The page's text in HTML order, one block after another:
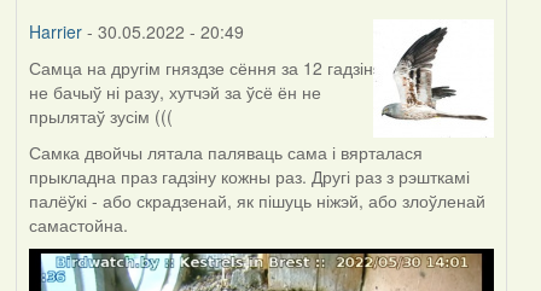
Harrier- 30.05.2022 - 20:49
Самца на другім гняздзе сёння за 12 гадзін
не бачыў ні разу, хутчэй за ўсё ён не
прылятаў зусім (((
Самка двойчы лятала паляваць сама і вярталася
прыкладна праз гадзіну кожны раз. Другі раз з рэшткамі
палёўкі - або скрадзенай, як пішуць ніжэй, або злоўленай
самастойна.